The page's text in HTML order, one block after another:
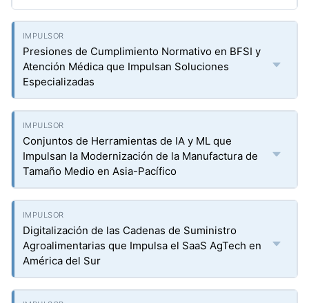
Presiones de Cumplimiento Normativo en BFSI y
Atención Médica que Impulsan Soluciones
Especializadas
Conjuntos de Herramientas de IA y ML que
Impulsan la Modernización de la Manufactura de
Tamaño Medio en Asia-Pacífico
Digitalización de las Cadenas de Suministro
Agroalimentarias que Impulsa el SaaS AgTech en
América del Sur